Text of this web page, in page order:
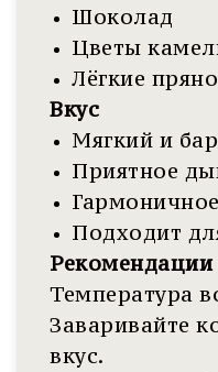
Шоколад
Цветы
Лёгкие
Вкус
Мягкий и
Приятное
Подходит
Температура
Заваривайте
вкус.